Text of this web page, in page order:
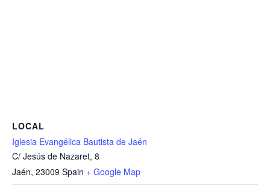
LOCAL
Iglesia Evangélica Bautista de Jaén
C/ Jesús de Nazaret, 8
Jaén, 23009 Spain + Google Map